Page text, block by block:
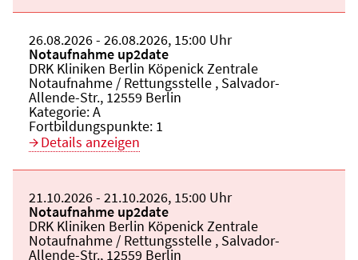
Beginn:
26.08.2026Ende und Anfangszeit:
- 26.08.2026, 15:00 Uhr
Veranstaltungstitel:
Notaufnahme up2date
Veranstaltungsort:
DRK Kliniken Berlin Köpenick Zentrale
Notaufnahme / Rettungsstelle , Salvador-
Allende-Str., 12559 Berlin
Kategorie:A
Fortbildungspunkte: 1
Details anzeigen
Beginn:
21.10.2026Ende und Anfangszeit:
- 21.10.2026, 15:00 Uhr
Veranstaltungstitel:
Notaufnahme up2date
Veranstaltungsort:
DRK Kliniken Berlin Köpenick Zentrale
Notaufnahme / Rettungsstelle , Salvador-
Allende-Str., 12559 Berlin